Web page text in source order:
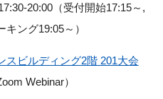
20:00（受付開始17:15～,
ング19:05～）
スビルディング2階 201大会
Webinar）